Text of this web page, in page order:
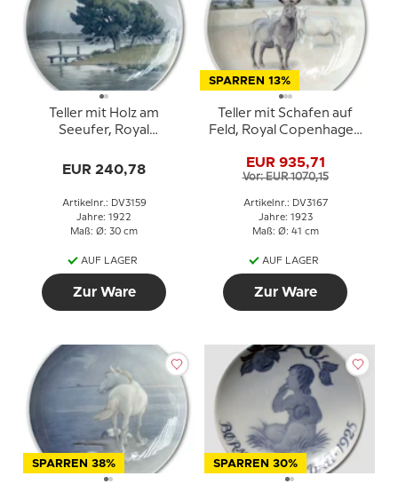
Teller mit Holz am
Seeufer, Royal
Signiert: 13/10 1922 R.
EUR 240,78
Artikelnr.: DV3159
Jahre: 1922
Maß: Ø: 30 cm
AUF LAGER
Zur Ware
SPARREN 13%
Teller mit Schafen auf
Feld, Royal Copenhagen
1923 (Gotfred Rode)
EUR 935,71
Vor: EUR 1070,15
Artikelnr.: DV3167
Jahre: 1923
Maß: Ø: 41 cm
AUF LAGER
Zur Ware
SPARREN 38% SPARREN 30%